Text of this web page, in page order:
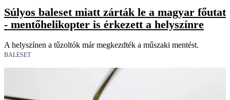
Súlyos baleset miatt zárták le a magyar főutat
- mentőhelikopter is érkezett a helyszínre
A helyszínen a tűzoltók már megkezdték a műszaki mentést.
BALESET